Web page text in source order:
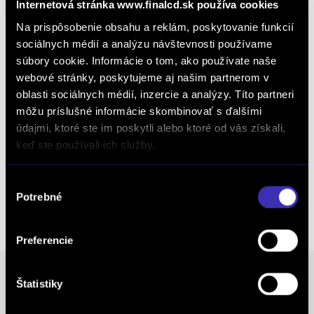
Internetová stránka www.finalcd.sk používa cookies
Na prispôsobenie obsahu a reklám, poskytovanie funkcií
sociálnych médií a analýzu návštevnosti používame
súbory cookie. Informácie o tom, ako používate naše
webové stránky, poskytujeme aj našim partnerom v
oblasti sociálnych médií, inzercie a analýzy. Títo partneri
môžu príslušné informácie skombinovať s ďalšími
údajmi, ktoré ste im poskytli alebo ktoré od vás získali,
keď ste používali ich služby.
súhlasu
Potrebné
Preferencie
Štatistiky
Pokročilý asistent ťahania
Elektricky vysúvateľné ťažné zariadenie
Vyhrievanie čelného skla
Vyhrievané dýzy ostrekovača čelného skla
Vyhrievaný volant
Konfigurovateľné programy
Secure Tracker Pro (36-mesačné predplatné)
Zásuvka na 230 V
(HomeLink®)
Poznámka